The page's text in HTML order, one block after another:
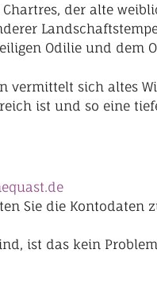
Chartres, der alte
Odilie und dem
vermittelt sich altes
ist und so eine
Sie die Kontodaten
ist das kein